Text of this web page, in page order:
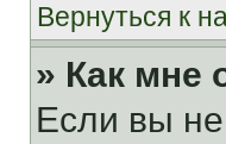
Вернуться к
» Как мне
Если вы